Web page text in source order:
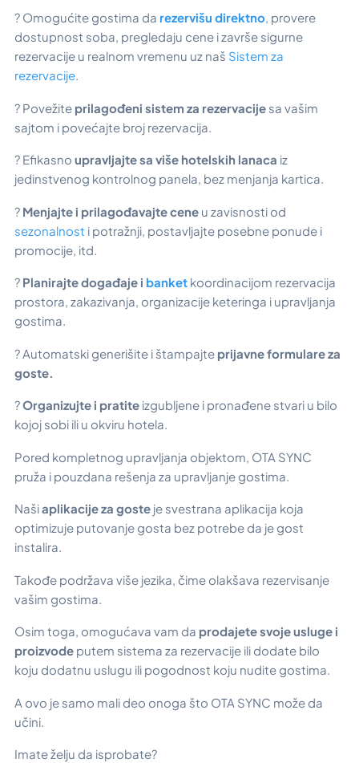
? Omogućite gostima da rezervišu direktno, provere
dostupnost soba, pregledaju cene i završe sigurne
rezervacije u realnom vremenu uz naš Sistem za
rezervacije.
? Povežite prilagođeni sistem za rezervacije sa vašim
sajtom i povećajte broj rezervacija.
? Efikasno upravljajte sa više hotelskih lanaca iz
jedinstvenog kontrolnog panela, bez menjanja kartica.
? Menjajte i prilagođavajte cene u zavisnosti od
sezonalnost i potražnji, postavljajte posebne ponude i
promocije, itd.
? Planirajte događaje i banket koordinacijom rezervacija
prostora, zakazivanja, organizacije keteringa i upravljanja
gostima.
? Automatski generišite i štampajte prijavne formulare za
goste.
?Organizujte i pratite izgubljene i pronađene stvari u bilo
kojoj sobi ili u okviru hotela.
Pored kompletnog upravljanja objektom, OTA SYNC
pruža i pouzdana rešenja za upravljanje gostima.
Našiaplikacije za goste je svestrana aplikacija koja
optimizuje putovanje gosta bez potrebe da je gost
instalira.
Takođe podržava više jezika, čime olakšava rezervisanje
vašim gostima.
Osim toga, omogućava vam da prodajete svoje usluge i
proizvode putem sistema za rezervacije ili dodate bilo
koju dodatnu uslugu ili pogodnost koju nudite gostima.
A ovo je samo mali deo onoga što OTA SYNC može da
učini.
Imate želju da isprobate?